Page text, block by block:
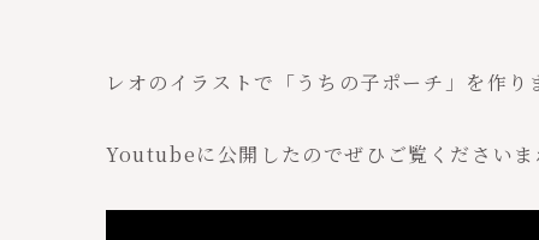
レオのイラストで「うちの子ポーチ」を作り
Youtubeに公開したのでぜひご覧ください